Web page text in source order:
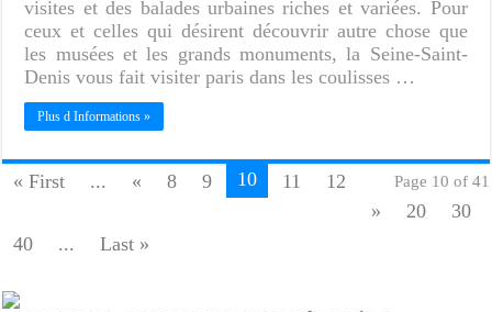
visites et des balades urbaines riches et variées. Pour
ceux et celles qui désirent découvrir autre chose que
les musées et les grands monuments, la Seine-Saint-
Denis vous fait visiter paris dans les coulisses …
Plus d Informations »
Page 10 of 41
« First ... « 8 9 10 11
12
»
20
30
40
... Last »